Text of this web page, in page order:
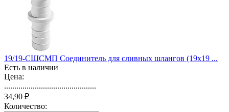
19/19-СШСМП Соединитель для сливных шлангов (19х19 ...
Есть в наличии
Цена:
.............................................
34,90 ₽
Количество: